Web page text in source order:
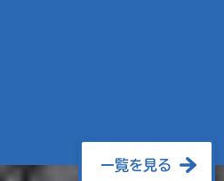
一覧を見る